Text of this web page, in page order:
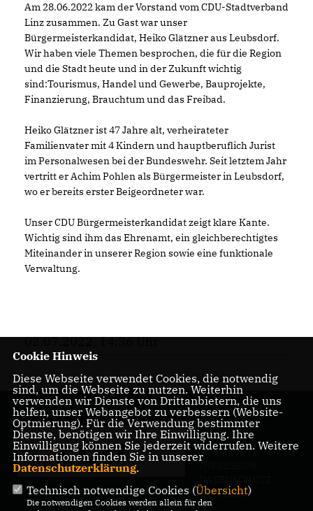
Am 28.06.2022 kam der Vorstand vom CDU-Stadtverband
Linz zusammen. Zu Gast war unser
Bürgermeisterkandidat, Heiko Glätzner aus Leubsdorf.
Wir haben viele Themen besprochen, die für die Region
und die Stadt heute und in der Zukunft wichtig
sind:Tourismus, Handel und Gewerbe, Bauprojekte,
Finanzierung, Brauchtum und das Freibad.
Heiko Glätzner ist 47 Jahre alt, verheirateter
Familienvater mit 4 Kindern und hauptberuflich Jurist
im Personalwesen bei der Bundeswehr. Seit letztem Jahr
vertritt er Achim Pohlen als Bürgermeister in Leubsdorf,
wo er bereits erster Beigeordneter war.
Unser CDU Bürgermeisterkandidat zeigt klare Kante.
Wichtig sind ihm das Ehrenamt, ein gleichberechtigtes
Miteinander in unserer Region sowie eine funktionale
Verwaltung.
02.07.2022, 14:36 Uhr
KONTAKT
Cookie Hinweis
Diese Webseite verwendet Cookies, die notwendig
sind, um die Webseite zu nutzen. Weiterhin
verwenden wir Dienste von Drittanbietern, die uns
helfen, unser Webangebot zu verbessern (Website-
Optmierung). Für die Verwendung bestimmter
Dienste, benötigen wir Ihre Einwilligung. Ihre
Einwilligung können Sie jederzeit widerrufen. Weitere
Informationen finden Sie in unserer
Datenschutzerklärung.
Technisch notwendige Cookies (Übersicht)
Die notwendigen Cookies werden allein für den